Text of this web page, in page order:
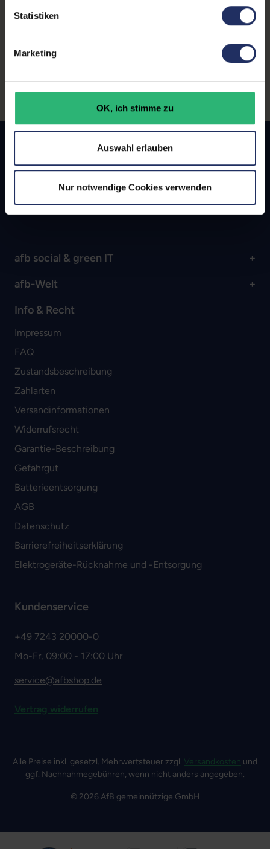
Statistiken
Marketing
OK, ich stimme zu
Auswahl erlauben
Nur notwendige Cookies verwenden
Die Ladestation für Jabra Evolve2 65 ermöglicht
einfaches und bequemes Laden und Aufbewahren an
Umwelt-, Ressourcen- &
Arbeit für Menschen mit
Behinderung
Sieger Deutscher
Nachhaltigkeitspreis 2024
afb social & green IT
afb-Welt
Info & Recht
Impressum
FAQ
Zustandsbeschreibung
Zahlarten
Versandinformationen
Widerrufsrecht
Garantie-Beschreibung
Gefahrgut
Batterieentsorgung
AGB
Datenschutz
Barrierefreiheitserklärung
Elektrogeräte-Rücknahme und -Entsorgung
Kundenservice
+49 7243 20000-0
Mo-Fr, 09:00 - 17:00 Uhr
service@afbshop.de
Vertrag widerrufen
Alle Preise inkl. gesetzl. Mehrwertsteuer zzgl. Versandkosten und
ggf. Nachnahmegebühren, wenn nicht anders angegeben.
© 2026 AfB gemeinnützige GmbH